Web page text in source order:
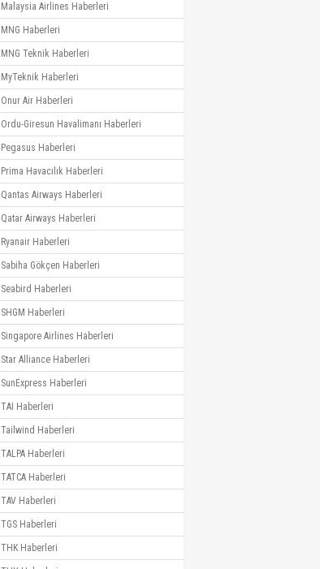
Malaysia Airlines Haberleri
MNG Haberleri
MNG Teknik Haberleri
MyTeknik Haberleri
Onur Air Haberleri
Ordu-Giresun Havalimanı Haberleri
Pegasus Haberleri
Prima Havacılık Haberleri
Qantas Airways Haberleri
Qatar Airways Haberleri
Ryanair Haberleri
Sabiha Gökçen Haberleri
Seabird Haberleri
SHGM Haberleri
Singapore Airlines Haberleri
Star Alliance Haberleri
SunExpress Haberleri
TAI Haberleri
Tailwind Haberleri
TALPA Haberleri
TATCA Haberleri
TAV Haberleri
TGS Haberleri
THK Haberleri